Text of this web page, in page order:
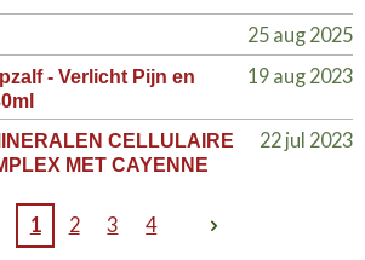
25 aug 2025
- Verlicht Pijn en
19 aug 2023
CELLULAIRE
MET CAYENNE
22 jul 2023
1 2 3 4